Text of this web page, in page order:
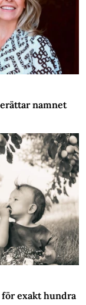
namnet
exakt hundra